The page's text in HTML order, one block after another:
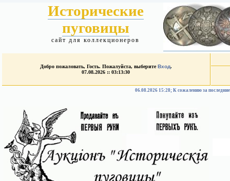
Исторические
пуговицы
сайт для коллекционеров
Добро пожаловать, Гость. Пожалуйста, выберитеВход.
07.08.2026 :: 03:13:30
06.08.2026 15:28; К сожалению за